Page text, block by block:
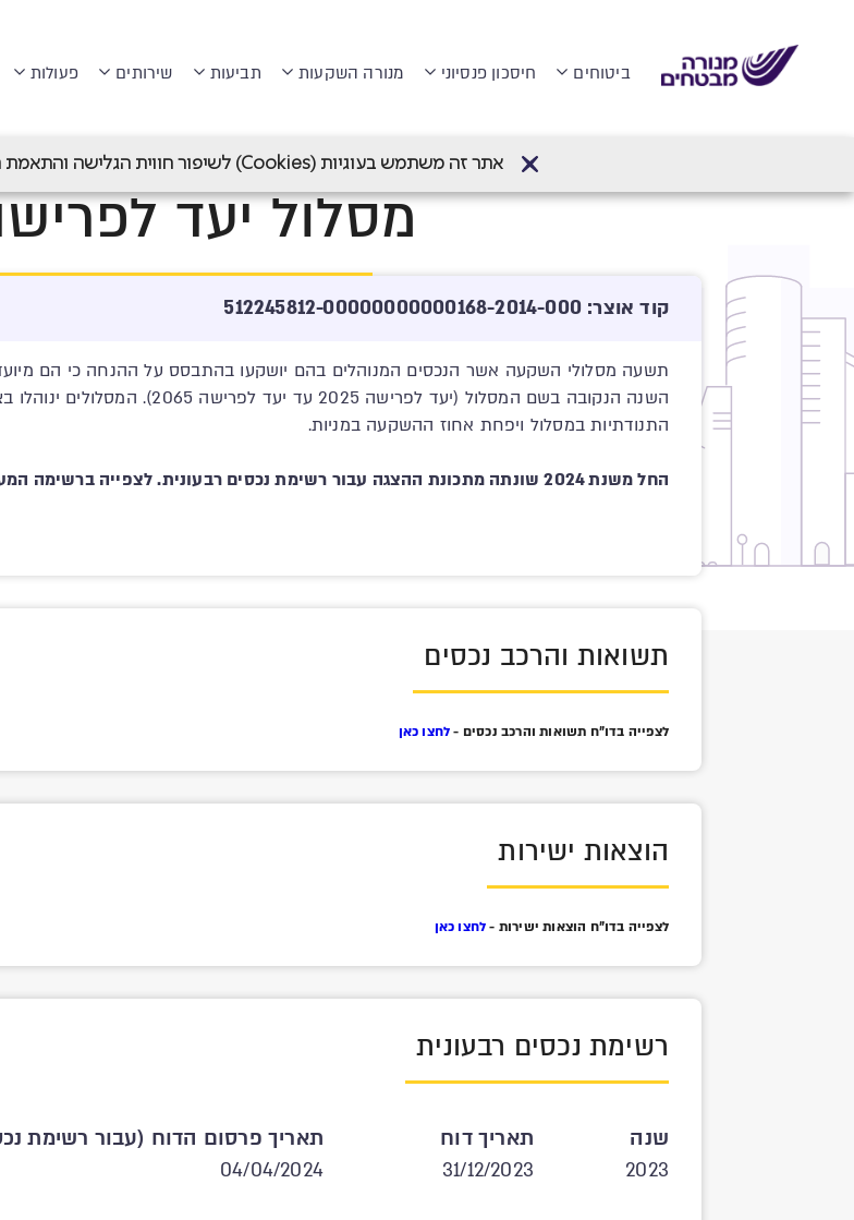
ביטוחים חיסכון פנסיוני מנורה השקעות תביעות שירותים פעולות
אתר זה משתמש בעוגיות (Cookies) לשיפור חווית הגלישה והתאמת תכנים. למידע נוסף ראהקרן פנסיה מקיפה > מסלולי השקעה פנסיה > מנורה מבטחים פנסיה (לשעבר
מסלול יעד לפרישה
קוד אוצר: 512245812-00000000000168-2014-000
תשעה מסלולי השקעה אשר הנכסים המנוהלים בהם יושקעו בהתבסס על ההנחה כי הם
השנה הנקובה בשם המסלול (יעד
התנודתיות במסלול ויפחת אחוז ההשקעה במניות.
החל משנת 2024 שונתה מתכונת ההצגה עבור רשימת נכסים רבעונית. לצפייה ברשימה המעודכנת
תשואות והרכב נכסים
לצפייה בדו"ח תשואות והרכב נכסים -לחצו כאן
הוצאות ישירות
לצפייה בדו"ח הוצאות ישירות -לחצו כאן
רשימת נכסים רבעונית
שנה
2023
תאריך דוח
31/12/2023
תאריך פרסום הדוח (עבור רשימת
04/04/2024